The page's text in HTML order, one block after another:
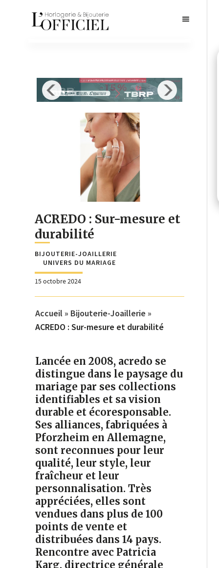
ACREDO : Sur-mesure et
durabilité
BIJOUTERIE-JOAILLERIE
UNIVERS DU MARIAGE
15 octobre 2024
Accueil » Bijouterie-Joaillerie »
ACREDO : Sur-mesure et durabilité
Lancée en 2008, acredo se
distingue dans le paysage du
mariage par ses collections
identifiables et sa vision
durable et écoresponsable.
Ses alliances, fabriquées à
Pforzheim en Allemagne,
sont reconnues pour leur
qualité, leur style, leur
fraîcheur et leur
personnalisation. Très
appréciées, elles sont
vendues dans plus de 100
points de vente et
distribuées dans 14 pays.
Rencontre avec Patricia
Karg, directrice générale